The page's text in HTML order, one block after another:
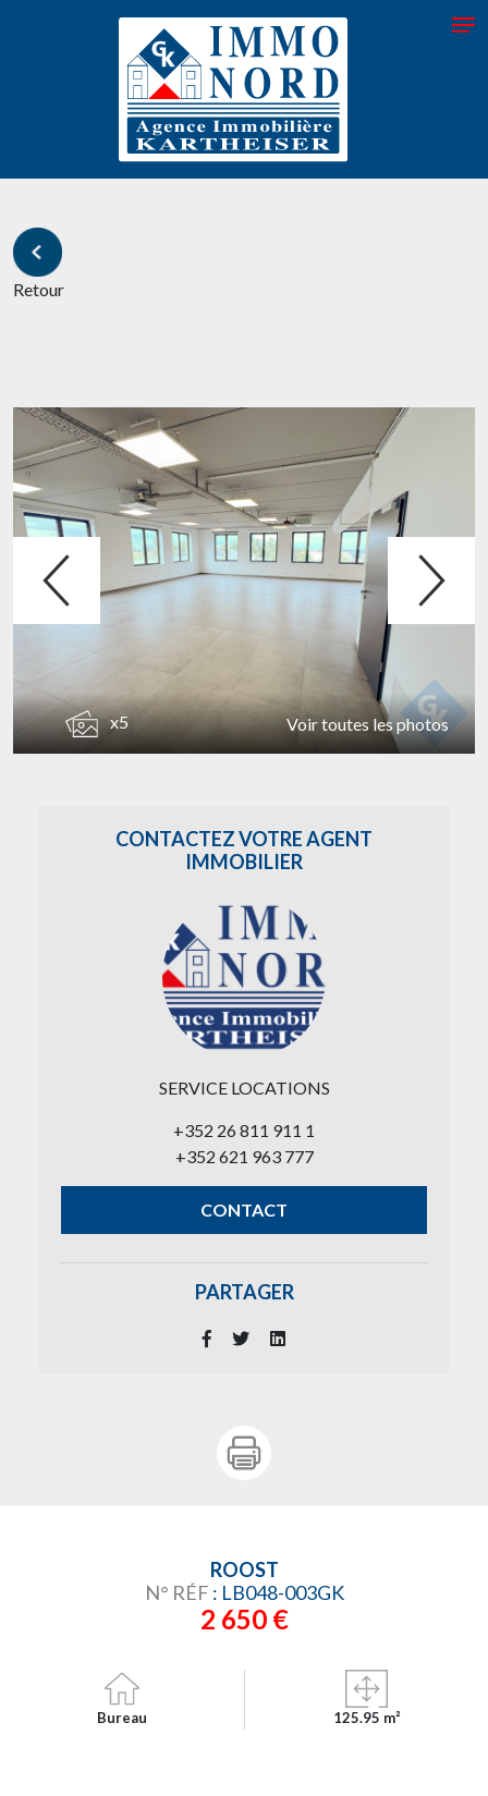
Retour
x5 Voir toutes les photos
CONTACTEZ VOTRE AGENT
IMMOBILIER
SERVICE LOCATIONS
+352 26 811 911 1
+352 621 963 777
CONTACT
PARTAGER
ROOST
N° RÉF : LB048-003GK
2 650 €
Bureau 125.95 m²